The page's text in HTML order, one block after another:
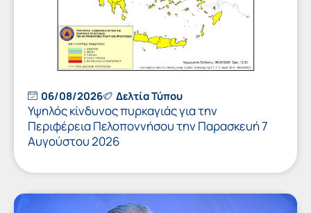
06/08/2026 Δελτία Τύπου
Υψηλός κίνδυνος πυρκαγιάς για την
Περιφέρεια Πελοποννήσου την Παρασκευή 7
Αυγούστου 2026